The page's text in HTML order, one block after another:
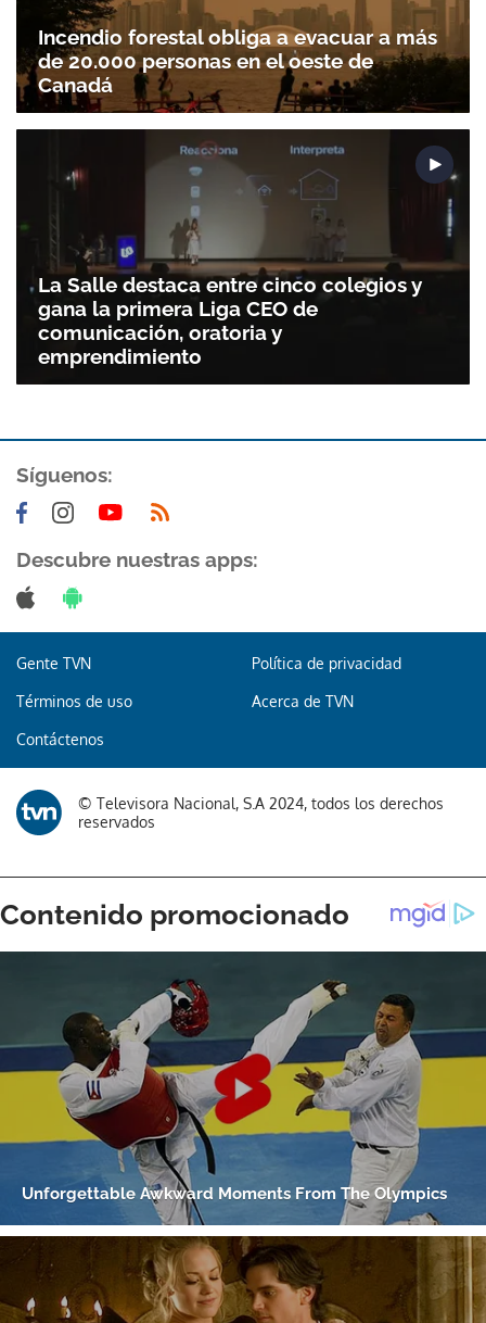
Gracias por suscribirte a nuestro boletín.
ACEPTAR
Incendio forestal obliga a evacuar a más
de 20.000 personas en el oeste de
Canadá
La Salle destaca entre cinco colegios y
gana la primera Liga CEO de
comunicación, oratoria y
emprendimiento
Síguenos:
Descubre nuestras apps:
Gente TVN Política de privacidad
Términos de uso Acerca de TVN
Contáctenos
© Televisora Nacional, S.A 2024, todos los derechos
reservados